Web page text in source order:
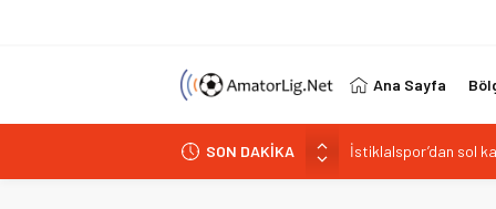
Ana Sayfa
SON DAKİKA
Paşabahçespor’da
İstanbul Gençlerbirliği